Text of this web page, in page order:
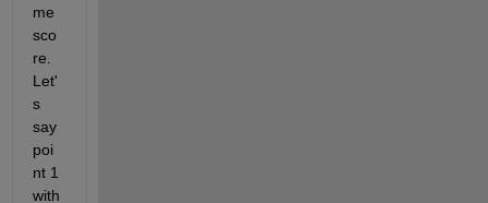
me
sco
re.
Let'
s
say
poi
nt 1
with